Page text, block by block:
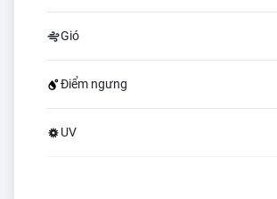
Gió
Điểm ngưng
UV